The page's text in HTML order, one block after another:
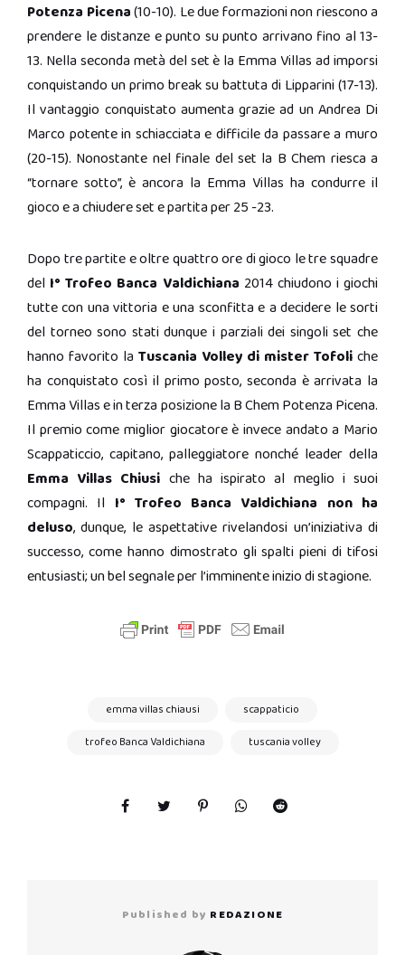
Potenza Picena(10-10). Le due formazioni non riescono a
prendere le distanze e punto su punto arrivano fino al 13-
13. Nella seconda metà del set è la Emma Villas ad imporsi
conquistando un primo break su battuta di Lipparini (17-13).
Il vantaggio conquistato aumenta grazie ad un Andrea Di
Marco potente in schiacciata e difficile da passare a muro
(20-15). Nonostante nel finale del set la B Chem riesca a
“tornare sotto”, è ancora la Emma Villas ha condurre il
gioco e a chiudere set e partita per 25 -23.
Dopo tre partite e oltre quattro ore di gioco le tre squadre
del I° Trofeo Banca Valdichiana 2014 chiudono i giochi
tutte con una vittoria e una sconfitta e a decidere le sorti
del torneo sono stati dunque i parziali dei singoli set che
hanno favorito la Tuscania Volley di mister Tofoli che
ha conquistato così il primo posto, seconda è arrivata la
Emma Villas e in terza posizione la B Chem Potenza Picena.
Il premio come miglior giocatore è invece andato a Mario
Scappaticcio, capitano, palleggiatore nonché leader della
Emma Villas Chiusi che ha ispirato al meglio i suoi
compagni. Il I° Trofeo Banca Valdichiana non ha
deluso, dunque, le aspettative rivelandosi un’iniziativa di
successo, come hanno dimostrato gli spalti pieni di tifosi
entusiasti; un bel segnale per l’imminente inizio di stagione.
emma villas chiausi
scappaticio
trofeo Banca Valdichiana
tuscania volley
Published by REDAZIONE